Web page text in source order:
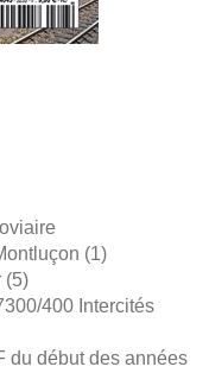
Montluçon (1)
(5)
400 Intercités
du début des années